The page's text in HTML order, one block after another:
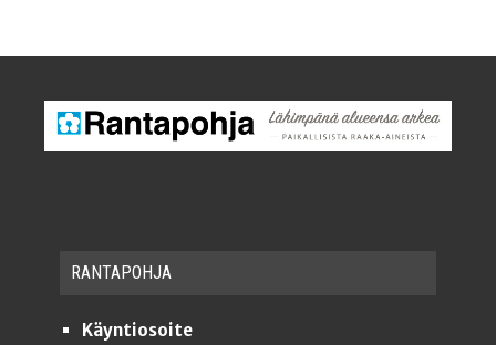
RAN­TA­POH­JA
Käyntiosoite